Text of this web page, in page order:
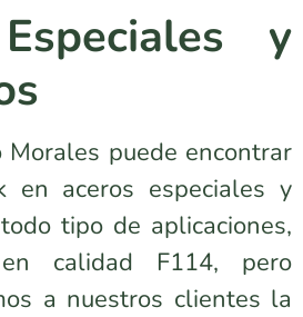
y
y
y
y
y
y
y
y
y
y
Morales puede encontrar
en aceros especiales y
tipo de aplicaciones,
en calidad F114, pero
a nuestros clientes la